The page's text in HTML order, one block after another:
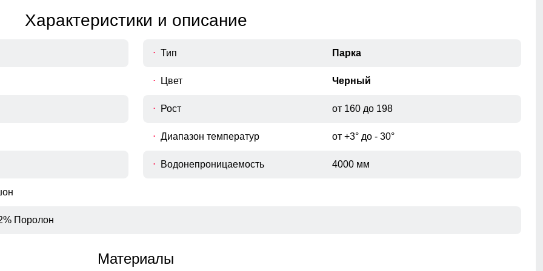
Характеристики и описание
Тип Парка
Цвет Черный
Рост от 160 до 198
Диапазон температур от +3° до - 30°
Водонепроницаемость 4000 мм
Поролон
Материалы